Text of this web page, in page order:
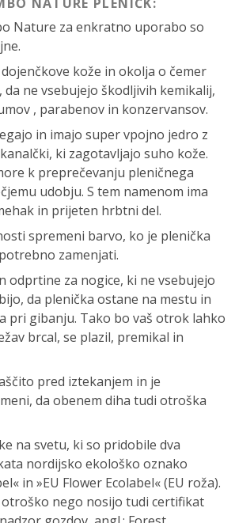
NATURE PLENIČK:
Nature za enkratno uporabo so
kože in okolja o čemer
ne vsebujejo škodljivih kemikalij,
, parabenov in konzervansov.
in imajo super vpojno jedro z
ki zagotavljajo suho kože.
k preprečevanju pleničnega
udobju. S tem namenom ima
in prijeten hrbtni del.
spremeni barvo, ko je plenička
zamenjati.
odprtine za nogice, ki ne vsebujejo
da plenička ostane na mestu in
pri gibanju. Tako bo vaš otrok lahko
brcal, se plazil, premikal in
pred iztekanjem in je
da obenem diha tudi otroška
na svetu, ki so pridobile dva
nordijsko ekološko oznako
in »EU Flower Ecolabel« (EU roža).
otroško nego nosijo tudi certifikat